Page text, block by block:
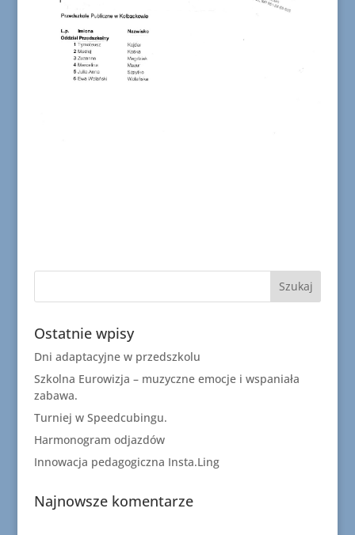
Ostatnie wpisy
Dni adaptacyjne w przedszkolu
Szkolna Eurowizja – muzyczne emocje i wspaniała
zabawa.
Turniej w Speedcubingu.
Harmonogram odjazdów
Innowacja pedagogiczna Insta.Ling
Najnowsze komentarze